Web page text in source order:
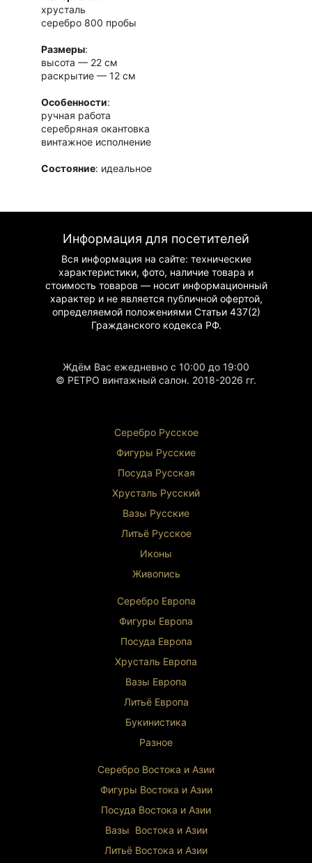
хрусталь
серебро 800 пробы
Размеры:
высота — 22 см
раскрытие — 12 см
Особенности:
ручная работа
серебряная окантовка
винтажное исполнение
Состояние: идеальное
высокой пробы
Ручная работа
: уникальность исполнения
Качество изготовления : немецкая школа
Сохранность: идеальное состояние
Коллекционная ценность: винтажное изделие
Инструкция по использованию
Декоративное использование: украшение
цветов
Коллекционирование: для ценителей
Подарочное назначение: эксклюзивный
Почему стоит приобрести
Эта ваза — настоящее произведение
традиции немецкого мастерства. Сочетание
хрусталя и серебра 800 пробы создаёт
неповторимый эффект, а ручная работа делает
её поистине уникальной.
Историческая справка
Немецкое стекольное искусство
своими традициями безупречного качества и
изысканного дизайна. Сочетание хрусталя с
серебряной отделкой было особенно
популярно в период расцвета декоративно-
прикладного искусства. Серебро 800 пробы
использовалось для создания премиальных
предметов интерьера, гарантируя их
долговечность и благородный внешний вид.
Информация для посетителей
Вся информация на сайте: технические
характеристики, фото, наличие товара и
стоимость товаров — носит информационный
характер и не является публичной офертой,
определяемой положениями Статьи 437(2)
Гражданскогокодекса РФ.
Ждём Вас ежедневно с 10:00 до 19:00
© РЕТРО винтажный салон. 2018-2026 гг.
Серебро Русское
Фигуры Русские
Посуда Русская
Хрусталь Русский
Вазы Русские
Литьё Русское
Иконы
Живопись
Серебро Европа
Фигуры Европа
Посуда Европа
Хрусталь Европа
Вазы Европа
Литьё Европа
Букинистика
Разное
Серебро Востока и Азии
Фигуры Востока и Азии
Посуда Востока и Азии
Вазы Востока и Азии
Литьё Востока и Азии